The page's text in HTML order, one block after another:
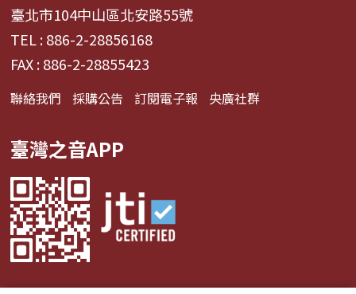
臺北市104中山區北安路55號
TEL : 886-2-28856168
FAX : 886-2-28855423
聯絡我們 採購公告 訂閱電子報 央廣社群
臺灣之音APP